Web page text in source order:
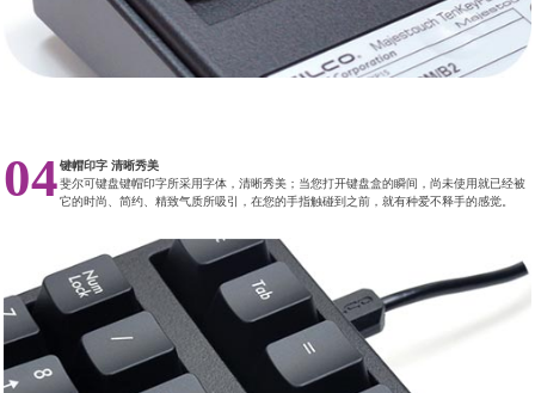
04键帽印字 清晰秀美
斐尔可键盘键帽印字所采用字体，清晰秀美；当您打开键盘盒的瞬间，尚未使用就已经被
它的时尚、简约、精致气质所吸引，在您的手指触碰到之前，就有种爱不释手的感觉。